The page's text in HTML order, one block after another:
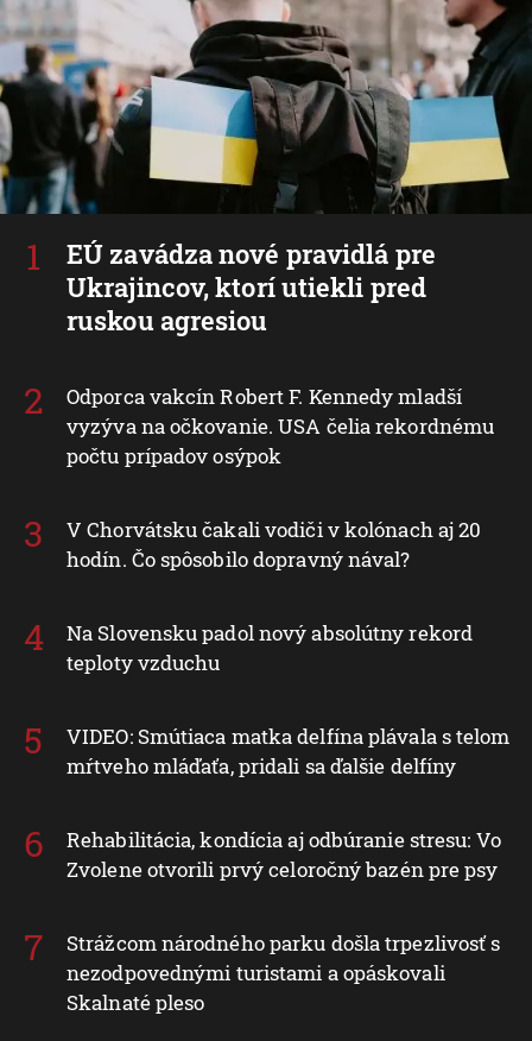
EÚ zavádza nové pravidlá pre
Ukrajincov, ktorí utiekli pred
ruskou agresiou
Odporca vakcín Robert F. Kennedy mladší
vyzýva na očkovanie. USA čelia rekordnému
počtu prípadov osýpok
V Chorvátsku čakali vodiči v kolónach aj 20
hodín. Čo spôsobilo dopravný nával?
Na Slovensku padol nový absolútny rekord
teploty vzduchu
VIDEO: Smútiaca matka delfína plávala s telom
mŕtveho mláďaťa, pridali sa ďalšie delfíny
Rehabilitácia, kondícia aj odbúranie stresu: Vo
Zvolene otvorili prvý celoročný bazén pre psy
Strážcom národného parku došla trpezlivosť s
nezodpovednými turistami a opáskovali
Skalnaté pleso